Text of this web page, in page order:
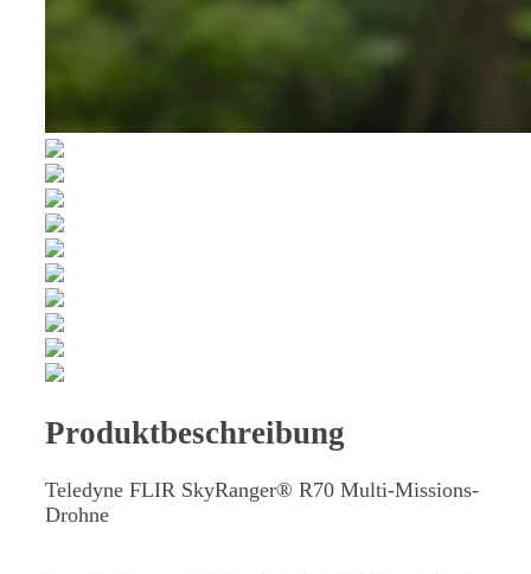
Produktbeschreibung
Teledyne FLIR SkyRanger® R70 Multi-Missions-
Drohne